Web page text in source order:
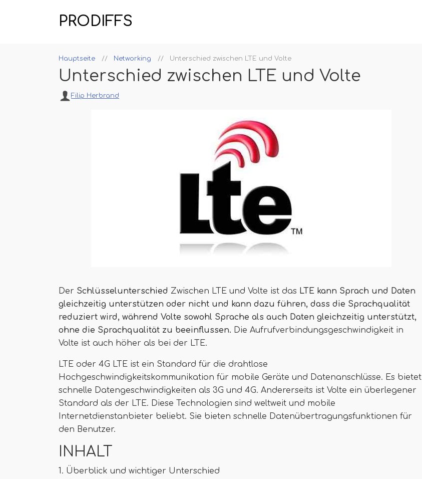
PRODIFFS
Hauptseite Networking Unterschied zwischen LTE und Volte
Unterschied zwischen LTE und Volte
Filip Herbrand
Der Schlüsselunterschied Zwischen LTE und Volte ist das LTE kann Sprach und Daten
gleichzeitig unterstützen oder nicht und kann dazu führen, dass die Sprachqualität
reduziert wird, während Volte sowohl Sprache als auch Daten gleichzeitig unterstützt,
ohne die Sprachqualität zu beeinflussen. Die Aufrufverbindungsgeschwindigkeit in
Volte ist auch höher als bei der LTE.
LTE oder 4G LTE ist ein Standard für die drahtlose
Hochgeschwindigkeitskommunikation für mobile Geräte und Datenanschlüsse. Es bietet
schnelle Datengeschwindigkeiten als 3G und 4G. Andererseits ist Volte ein überlegener
Standard als der LTE. Diese Technologien sind weltweit und mobile
Internetdienstanbieter beliebt. Sie bieten schnelle Datenübertragungsfunktionen für
den Benutzer.
INHALT
1. Überblick und wichtiger Unterschied